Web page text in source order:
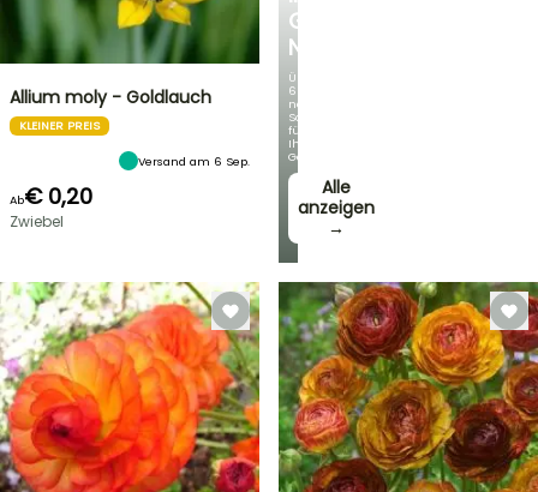
GERMANICA
NEUHEITEN
Über
60
neue
Sorten
für
Ihren
Garten!
Alle
anzeigen
→
Allium moly - Goldlauch
KLEINER PREIS
Versand am 6 Sep.
Ab€ 0,20
Zwiebel